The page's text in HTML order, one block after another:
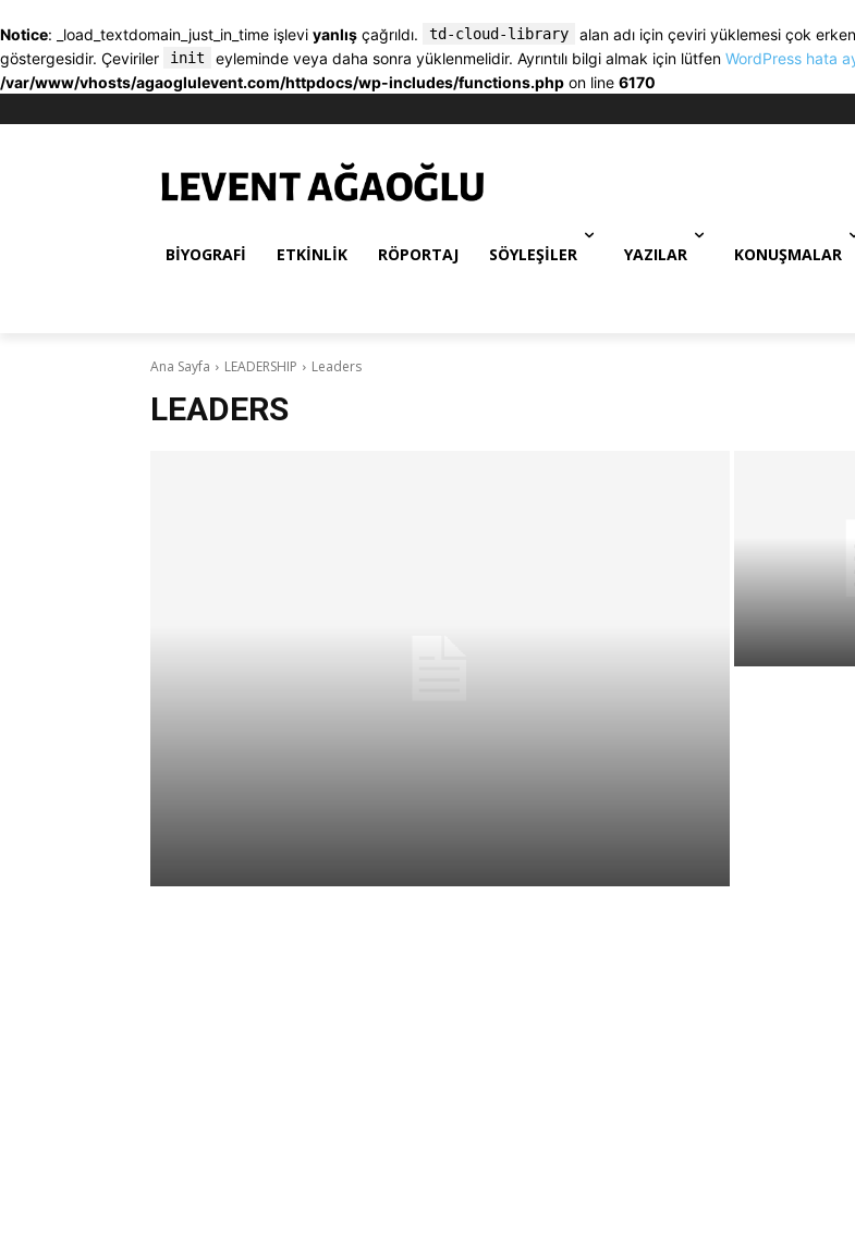
Notice: _load_textdomain_just_in_time işlevi yanlış çağrıldı. td-cloud-library
alan adı için çeviri yüklemesi çok
göstergesidir. Çeviriler
init eyleminde veya daha sonra yüklenmelidir. Ayrıntılı bilgi almak için lütfen WordPress hata
/var/www/vhosts/agaoglulevent.com/httpdocs/wp-includes/functions.php on line 6170
BIYOGRAFI ETKINLIK RÖPORTAJ SÖYLEŞILER YAZILAR KONUŞMALAR
Ana Sayfa LEADERSHIP Leaders
LEADERS